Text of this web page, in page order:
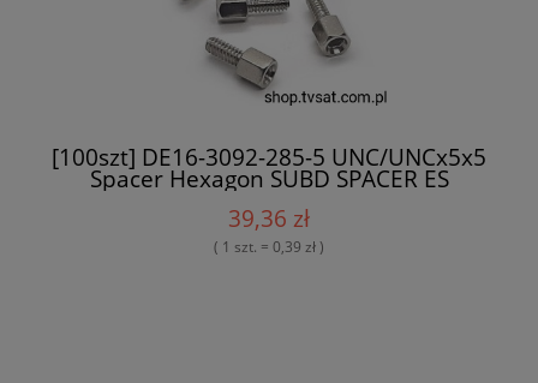
[100szt] DE16-3092-285-5 UNC/UNCx5x5
Spacer Hexagon SUBD SPACER ES
39,36 zł
( 1 szt. = 0,39 zł )